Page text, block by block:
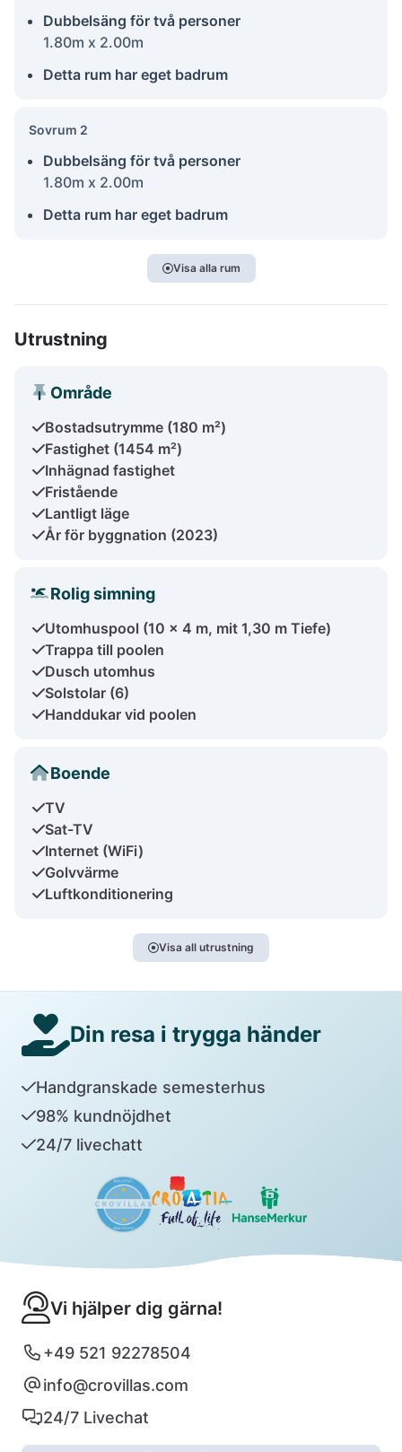
Dubbelsäng för två personer
1.80m x 2.00m
Detta rum har eget badrum
Sovrum 2
Dubbelsäng för två personer
1.80m x 2.00m
Detta rum har eget badrum
Visa alla rum
Utrustning
Område
Bostadsutrymme (180 m²)
Fastighet (1454 m²)
Inhägnad fastighet
Fristående
Lantligt läge
År för byggnation (2023)
Rolig simning
Utomhuspool (10 x 4 m, mit 1,30 m Tiefe)
Trappa till poolen
Dusch utomhus
Solstolar (6)
Handdukar vid poolen
Boende
TV
Sat-TV
Internet (WiFi)
Golvvärme
Luftkonditionering
Visa all utrustning
Din resa i trygga händer
Handgranskade semesterhus
98% kundnöjdhet
24/7 livechatt
Vi hjälper dig gärna!
+49 521 92278504
info@crovillas.com
24/7 Livechat